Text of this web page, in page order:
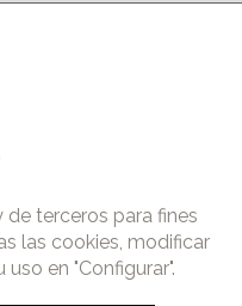
Ciudad Real. Todos los
total o parcial
terceros para fines
las cookies, modificar
en "Configurar".